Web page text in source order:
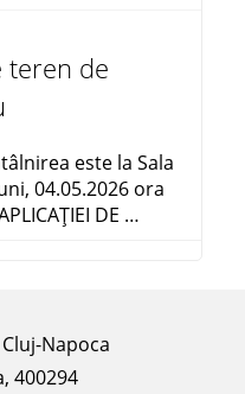
teren de
este la Sala
04.05.2026 ora
DE …
Napoca
400294